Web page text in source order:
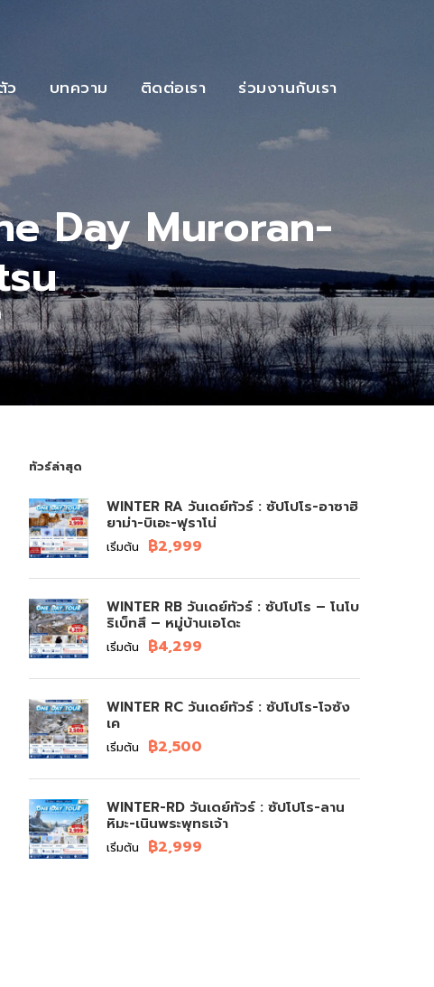
ว บทความ ติดต่อเรา ร่วมงานกับเรา
Day Muroran-
ทัวร์ล่าสุด
WINTER RA วันเดย์ทัวร์ : ซัปโปโร-อาซาฮิ
ยาม่า-บิเอะ-ฟุราโน่
เริ่มต้น ฿2,999
WINTER RB วันเดย์ทัวร์ : ซัปโปโร – โนโบ
ริเบ็ทสึ – หมู่บ้านเอโดะ
เริ่มต้น ฿4,299
WINTER RC วันเดย์ทัวร์ : ซัปโปโร-โจซัง
เค
เริ่มต้น ฿2,500
WINTER-RD วันเดย์ทัวร์ : ซัปโปโร-ลาน
หิมะ-เนินพระพุทธเจ้า
เริ่มต้น ฿2,999